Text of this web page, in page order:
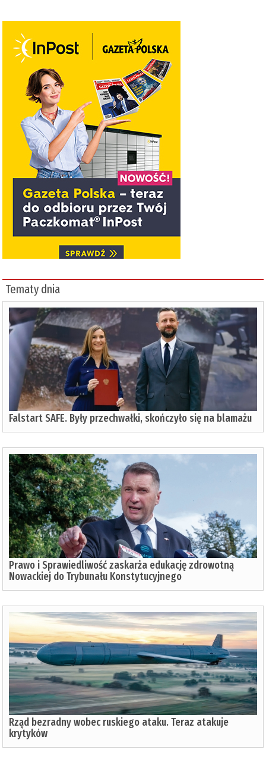
Tematy dnia
Falstart SAFE. Były przechwałki, skończyło się na blamażu
Prawo i Sprawiedliwość zaskarża edukację zdrowotną
Nowackiej do Trybunału Konstytucyjnego
Rząd bezradny wobec ruskiego ataku. Teraz atakuje
krytyków